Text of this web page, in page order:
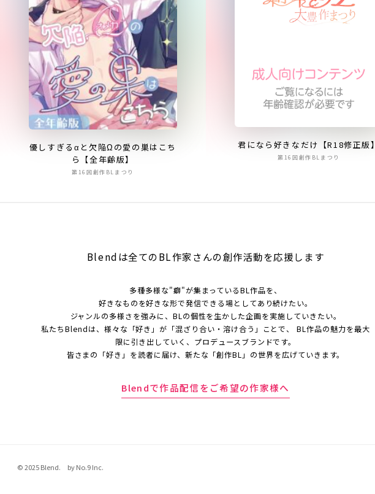
優しすぎるαと欠陥Ωの愛の巣はこち
ら【全年齢版】
第16回創作BLまつり
君になら好きなだけ【R18修正版】
第16回創作BLまつり
Blendは全てのBL作家さんの創作活動を応援します
多種多様な"癖"が集まっているBL作品を、
好きなものを好きな形で発信できる場としてあり続けたい。
ジャンルの多様さを強みに、BLの個性を生かした企画を実施していきたい。
私たちBlendは、様々な「好き」が「混ざり合い・溶け合う」ことで、 BL作品の魅力を最大
限に引き出していく、プロデュースブランドです。
皆さまの「好き」を読者に届け、新たな「創作BL」の世界を広げていきます。
Blendで作品配信をご希望の作家様へ
© 2025 Blend. by No.9 Inc.